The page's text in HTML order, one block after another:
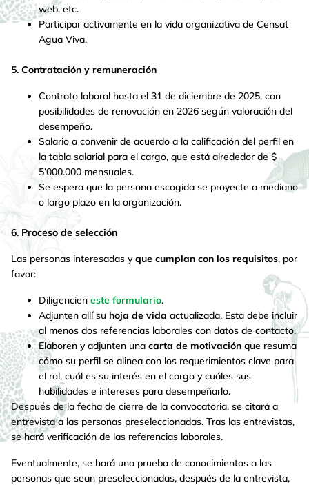
web, etc.
Participar activamente en la vida organizativa de Censat
Agua Viva.
5. Contratación y remuneración
Contrato laboral hasta el 31 de diciembre de 2025, con
posibilidades de renovación en 2026 según valoración del
desempeño.
Salario a convenir de acuerdo a la calificación del perfil en
la tabla salarial para el cargo, que está alrededor de $
5’000.000 mensuales.
Se espera que la persona escogida se proyecte a mediano
o largo plazo en la organización.
6. Proceso de selección
Las personas interesadas yque cumplan con los requisitos, por
favor:
Diligencien este formulario.
Adjunten allí su hoja de vida actualizada. Esta debe incluir
al menos dos referencias laborales con datos de contacto.
Elaboren y adjunten una carta de motivación que resuma
cómo su perfil se alinea con los requerimientos clave para
el rol, cuál es su interés en el cargo y cuáles sus
habilidades e intereses para desempeñarlo.
Después de la fecha de cierre de la convocatoria, se citará a
entrevista a las personas preseleccionadas. Tras las entrevistas,
se hará verificación de las referencias laborales.
Eventualmente, se hará una prueba de conocimientos a las
personas que sean preseleccionadas, después de la entrevista,